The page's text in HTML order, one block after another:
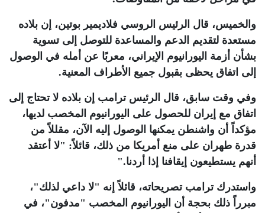
والخميس، قال الرئيس الروسي فلاديمير بوتين، إن بلاده
مستعدة لتقديم الدعم والمساعدة للتوصل إلى تسوية
بشأن أزمة اليورانيوم الإيراني، معربًا عن أمله في الوصول
إلى اتفاق يحظى بقبول جميع الأطراف المعنية.
وفي وقت سابق، قال الرئيس ترامب إن بلاده لا تحتاج إلى
اتفاق مع إيران للحصول على اليورانيوم المخصب لديها،
مؤكداً أن واشنطن يمكنها الوصول إليه الآن، مقللاً من
قدرة طهران على منع أمريكا من ذلك، قائلاً: "لا أعتقد
أنهم يستطيعون إيقافنا إذا أردنا".
واستدرك ترامب تصريحاته، قائلاً إنه "لا داعي لذلك"،
مبرراً ذلك بحجة أن اليورانيوم المخصب "مدفون"، في